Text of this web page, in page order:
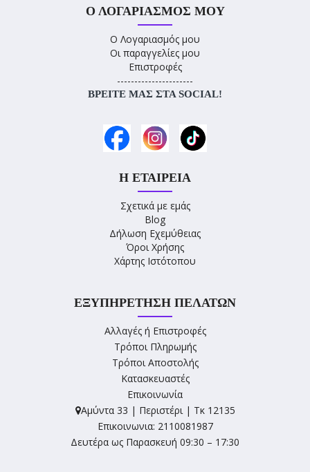
Ο ΛΟΓΑΡΙΑΣΜΌΣ ΜΟΥ
Ο Λογαριασμός μου
Οι παραγγελίες μου
Επιστροφές
----------------------
ΒΡΕΊΤΕ ΜΑΣ ΣΤΑ SOCIAL!
Η ΕΤΑΙΡΕΊΑ
Σχετικά με εμάς
Blog
Δήλωση Εχεμύθειας
Όροι Χρήσης
Χάρτης Ιστότοπου
ΕΞΥΠΗΡΈΤΗΣΗ ΠΕΛΑΤΏΝ
Αλλαγές ή Επιστροφές
Τρόποι Πληρωμής
Τρόποι Αποστολής
Κατασκευαστές
Επικοινωνία
Αμύντα 33 | Περιστέρι | Τκ 12135
Επικοινωνια: 2110081987
Δευτέρα ως Παρασκευή 09:30 – 17:30